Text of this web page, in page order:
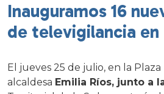
Inauguramos 16
de televigilancia en
El jueves 25 de julio, en la
alcaldesa Emilia Ríos, junto a